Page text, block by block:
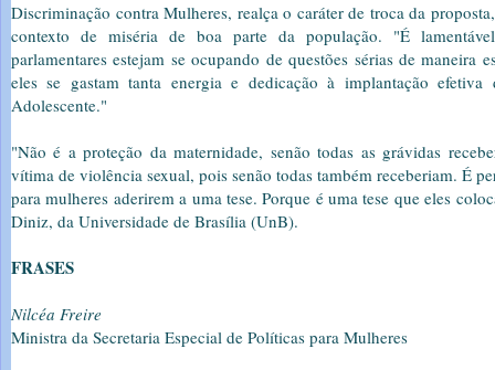
Discriminação contra Mulheres, realça o caráter de troca da
contexto de miséria de boa parte da população. "É
parlamentares estejam se ocupando de questões sérias de maneira
eles se gastam tanta energia e dedicação à implantação
Adolescente."
"Não é a proteção da maternidade, senão todas as grávidas
vítima de violência sexual, pois senão todas também receberiam. É
para mulheres aderirem a uma tese. Porque é uma tese que eles
Diniz, da Universidade de Brasília (UnB).
FRASES
Nilcéa Freire
Ministra da Secretaria Especial de Políticas para Mulheres